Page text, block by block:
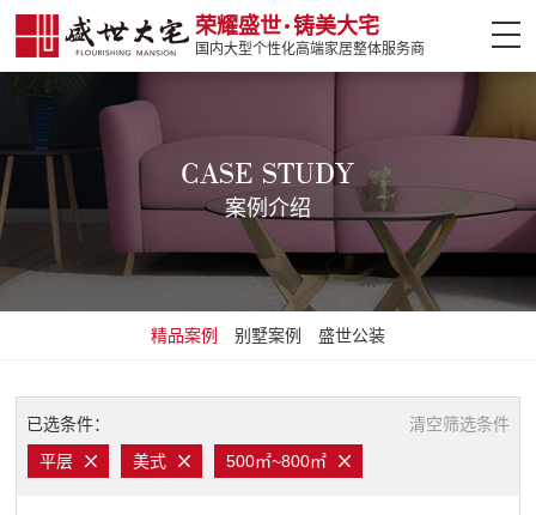
荣耀盛世 铸美大宅
国内大型个性化高端家居整体服务商
案例介绍
热门楼盘
盛世精工
CASE STUDY
案例介绍
精品案例 别墅案例 盛世公装
已选条件：
清空筛选条件
平层
美式 500㎡~800㎡